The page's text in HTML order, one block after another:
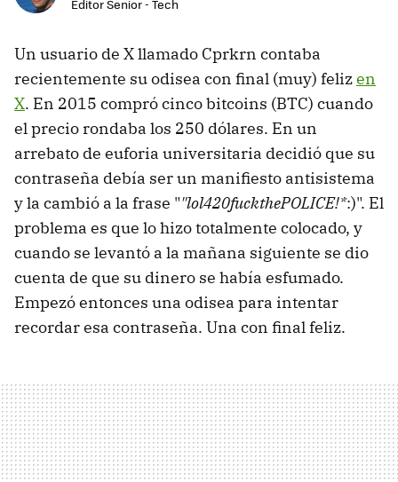
Editor Senior - Tech
Un usuario de X llamado Cprkrn contaba
recientemente su odisea con final (muy) felizen
X. En 2015 compró cinco bitcoins (BTC) cuando
el precio rondaba los 250 dólares. En un
arrebato de euforia universitaria decidió que su
contraseña debía ser un manifiesto antisistema
y la cambió a la frase ""lol420fuckthePOLICE!*:)". El
problema es que lo hizo totalmente colocado, y
cuando se levantó a la mañana siguiente se dio
cuenta de que su dinero se había esfumado.
Empezó entonces una odisea para intentar
recordar esa contraseña. Una con final feliz.